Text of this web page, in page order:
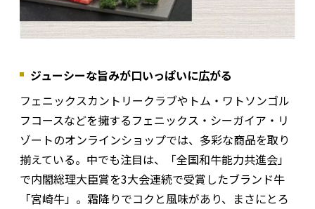
ジューシーな旨みが口いっぱいに広がる
フェニックスカントリークラブやトム・ワトソンゴル
フコースなどを擁するフェニックス・シーガイア・リ
ゾートのオンラインショップでは、多彩な商品を取り
揃えている。中でも注目は、「全国和牛能力共進会」
で内閣総理大臣賞を3大会連続で受賞したブランド牛
「宮崎牛」。霜降りでコクと風味があり、まさにとろ